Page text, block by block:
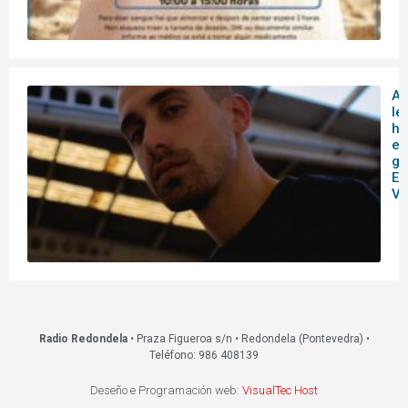
en
Radio Redondela• Praza Figueroa s/n • Redondela (Pontevedra) •
Teléfono: 986 408139
Deseño e Programación web: VisualTec Host